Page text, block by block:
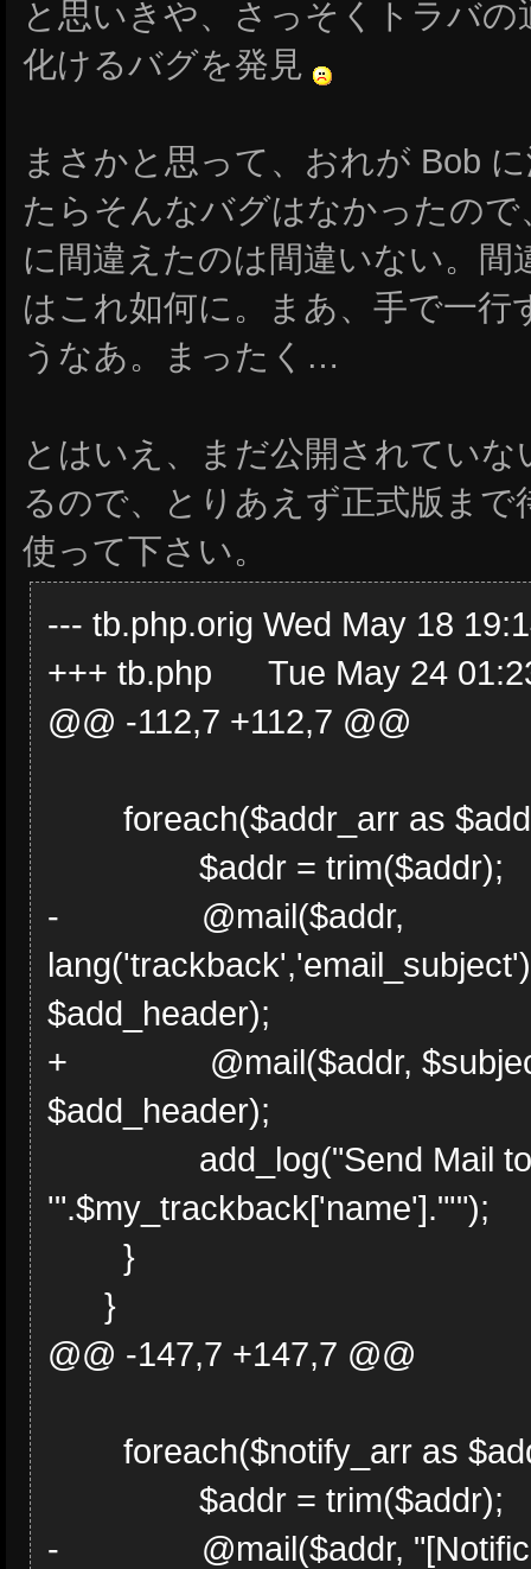
と思いきや、さっそくトラバ
化けるバグを発見
まさかと思って、おれが Bob
たらそんなバグはなかったの
に間違えたのは間違いない。
はこれ如何に。まあ、手で一
うなあ。まったく…
とはいえ、まだ公開されてい
るので、とりあえず正式版ま
使って下さい。
--- tb.php.orig Wed May 18
+++ tb.php Tue May 24
@@ -112,7 +112,7 @@
foreach($addr_arr as
$addr = trim($addr);
- @mail($addr,
$add_header);
+ @mail($addr,
$add_header);
add_log("Send Mail to
'".$my_trackback['name']."'");
}
}
@@ -147,7 +147,7 @@
foreach($notify_arr as
$addr = trim($addr);
- @mail($addr,